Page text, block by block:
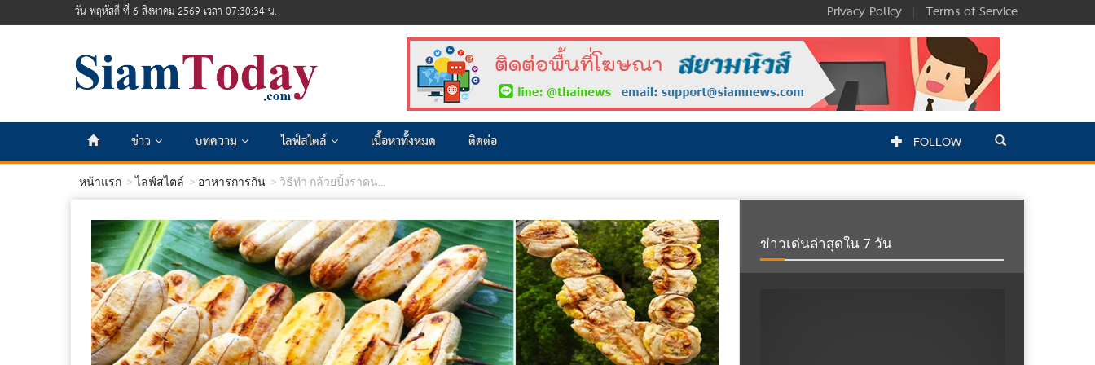
วัน พฤหัสดี ที่ 6 สิงหาคม 2569 เวลา 07:30:35 น. Privacy Policy | Terms of Service
ข่าว บทความ ไลฟ์สไตล์ เนื้อหาทั้งหมด ติดต่อ FOLLOW
หน้าแรก ไลฟ์สไตล์ อาหารการกิน วิธีทำ กล้วยปิ้งราดน...
ข่าวเด่นล่าสุดใน 7 วัน